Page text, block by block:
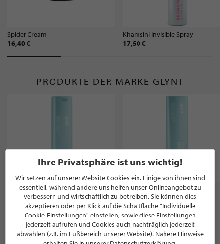
Spider Cream
16,40 €
Khamsini Invisible Spray
17,50 €
PRODUKTE DER MARKE GLYNT
Hydro Shampoo
15,40 €
Hydro Conditioner
15,40 €
WEITERE PRODUKTE VON
Ihre Privatsphäre ist uns wichtig!
Wir setzen auf unserer Website Cookies ein. Einige von ihnen sind
essentiell, während andere uns helfen unser Onlineangebot zu
verbessern und wirtschaftlich zu betreiben. Sie können dies
akzeptieren oder per Klick auf die Schaltfläche "Individuelle
Cookie-Einstellungen" einstellen, sowie diese Einstellungen
jederzeit aufrufen und Cookies auch nachträglich jederzeit
abwählen (z.B. im Fußbereich unserer Website). Nähere Hinweise